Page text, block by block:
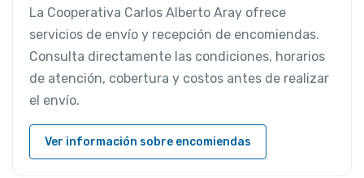
La Cooperativa Carlos Alberto Aray ofrece
servicios de envío y recepción de encomiendas.
Consulta directamente las condiciones, horarios
de atención, cobertura y costos antes de realizar
el envío.
Ver información sobre encomiendas